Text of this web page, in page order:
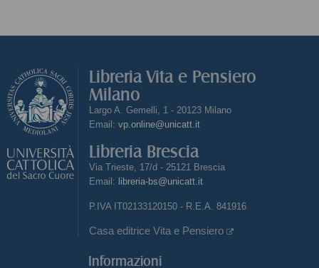
Libreria Vita e Pensiero
Milano
Largo A. Gemelli, 1 - 20123 Milano
Email: vp.online@unicatt.it
Libreria Brescia
Via Trieste, 17/d - 25121 Brescia
Email: libreria-bs@unicatt.it
P.IVA IT02133120150 - R.E.A. 841916
Casa editrice Vita e Pensiero
Informazioni